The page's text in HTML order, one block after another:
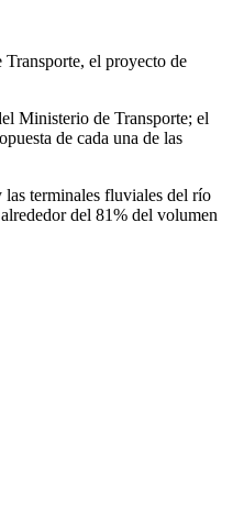
el proyecto de
Ministerio de Transporte; el
de cada una de las
las terminales fluviales del río
del 81% del volumen